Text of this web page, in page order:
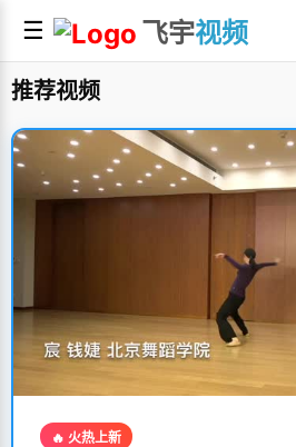
☰ 飞宇视频
推荐视频
🔥 火热上新